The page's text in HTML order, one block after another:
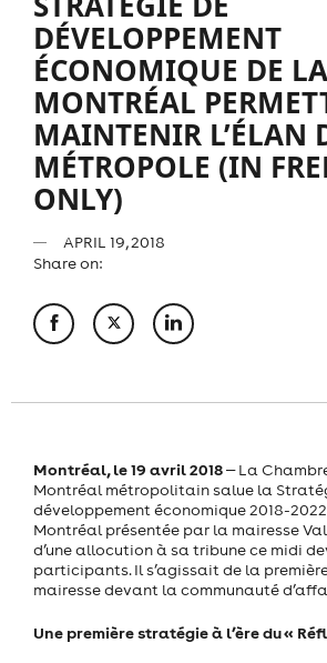
DÉVELOPPEMENT
ÉCONOMIQUE DE
MONTRÉAL
MAINTENIR L’ÉLAN
MÉTROPOLE (IN
ONLY)
APRIL 19, 2018
Share on:
Montréal, le 19 avril 2018‒ La
Montréal métropolitain salue la
développement économique 2018-
Montréal présentée par la mairesse
d’une allocution à sa tribune ce midi
participants. Il s’agissait de la
mairesse devant la communauté
Une première stratégie à l’ère du «